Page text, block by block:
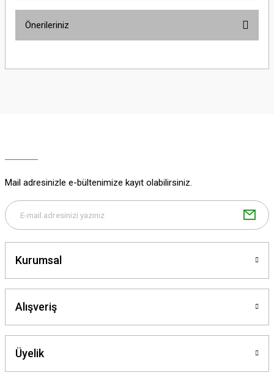
Önerileriniz
yetersiz gördüğünüz noktaları öneri formunu kullanarak tarafımıza
Bu ürüne benzer farklı alternatifler olmalı.
Mail adresinizle e-bültenimize kayıt olabilirsiniz.
Kurumsal
Alışveriş
Üyelik